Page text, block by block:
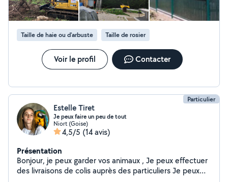
Taille de haie ou d'arbuste Taille de rosier
Voir le profil Contacter
Particulier
Estelle Tiret
Je peux faire un peu de tout
Niort (Goise)
4,5/5 (14 avis)
Présentation
Bonjour, je peux garder vos animaux , Je peux effectuer
des livraisons de colis auprès des particuliers Je peux